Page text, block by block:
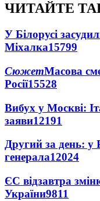
ЧИТАЙТЕ
У Білорусі
Міхалка15799
СюжетМасова
Росії15528
Вибух у Москві:
заяви12191
Другий за день: у
генерала12024
ЄС відзавтра
України9811